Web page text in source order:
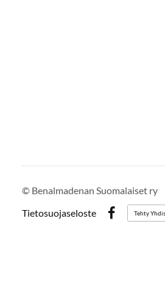
© Benalmadenan Suomalaiset ry
Tietosuojaseloste
Facebook
Tehty